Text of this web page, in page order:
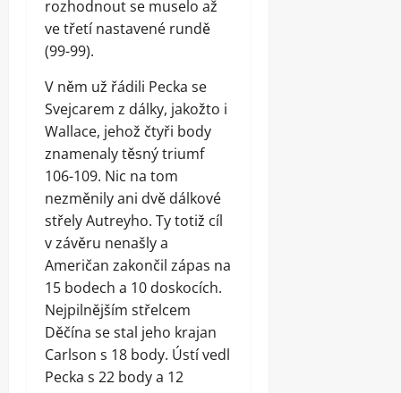
rozhodnout se muselo až
ve třetí nastavené rundě
(99-99).
V něm už řádili Pecka se
Svejcarem z dálky, jakožto i
Wallace, jehož čtyři body
znamenaly těsný triumf
106-109. Nic na tom
nezměnily ani dvě dálkové
střely Autreyho. Ty totiž cíl
v závěru nenašly a
Američan zakončil zápas na
15 bodech a 10 doskocích.
Nejpilnějším střelcem
Děčína se stal jeho krajan
Carlson s 18 body. Ústí vedl
Pecka s 22 body a 12